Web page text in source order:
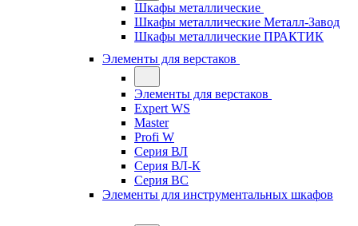
Шкафы металлические
Шкафы металлические Металл-Завод
Шкафы металлические ПРАКТИК
Элементы для верстаков
Элементы для верстаков
Expert WS
Master
Profi W
Серия ВЛ
Серия ВЛ-К
Серия ВС
Элементы для инструментальных шкафов